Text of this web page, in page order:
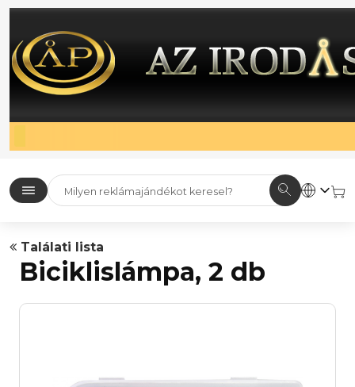
Találati lista
Biciklislámpa, 2 db